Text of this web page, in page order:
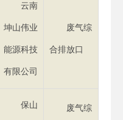
云南
坤山伟业
能源科技
有限公司
废气综
合排放口
保山 废气综